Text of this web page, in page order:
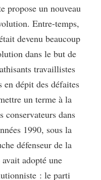
propose un nouveau
Entre-temps,
devenu beaucoup
dans le but de
travaillistes
en dépit des défaites
un terme à la
conservateurs dans
1990, sous la
défenseur de la
adopté une
: le parti